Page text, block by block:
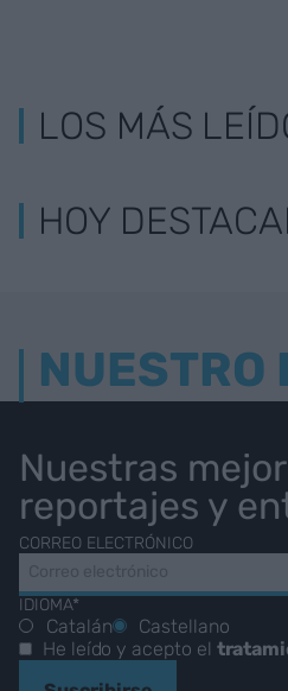
LOS MÁS
HOY
NUESTRO
Nuestras
reportajes y
CORREO ELECTRÓNICO
IDIOMA*
Catalán
Castellano
He leído y acepto el